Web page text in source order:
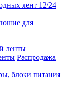
лент 12/24
для
ленты
Распродажа
блоки питания